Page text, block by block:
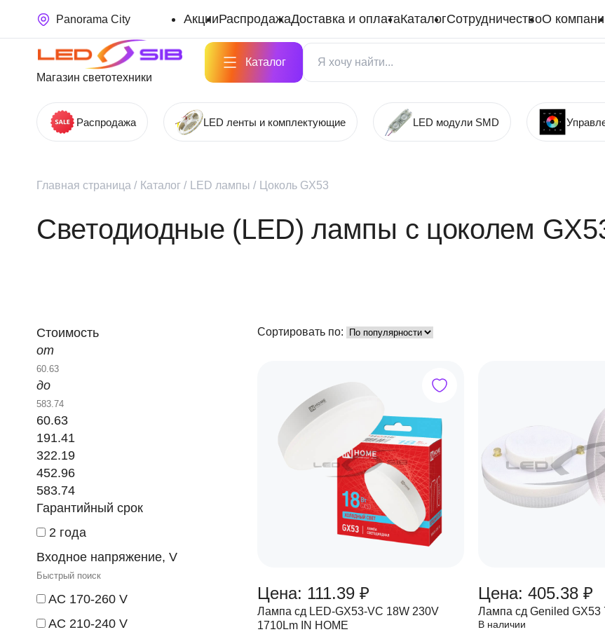
Panorama City АкцииРаспродажаДоставка и оплатаКаталогСотрудничествоО
Магазин светотехники
Каталог
Распродажа LED ленты и комплектующие LED модули SMD
Главная страница / Каталог / LED лампы / Цоколь GX53
Светодиодные (LED) лампы с цоколем
Стоимость
от
до
60.63
191.41
322.19
452.96
583.74
Гарантийный срок
2 года
Входное напряжение, V
AC 170-260 V
AC 210-240 V
Сортировать по:
Цена: 111.39 ₽
Лампа сд LED-GX53-VC 18W 230V
1710Lm IN HOME
Цена: 405.38 ₽
Лампа сд Geniled GX53
В наличии